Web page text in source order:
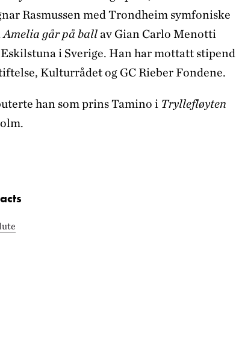
Rasmussen med Trondheim symfoniske
Amelia går på ball av Gian Carlo Menotti
i Sverige. Han har mottatt stipend
Kulturrådet og GC Rieber Fondene.
han som prins Tamino i Tryllefløyten